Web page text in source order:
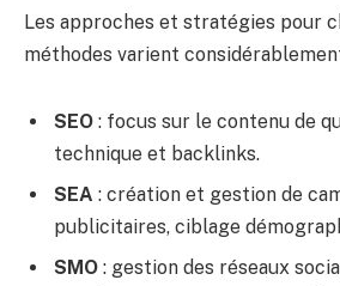
Les approches et stratégies pour
méthodes varient
SEO : focus sur le contenu de
technique et backlinks.
SEA : création et gestion de
publicitaires, ciblage
SMO : gestion des réseaux